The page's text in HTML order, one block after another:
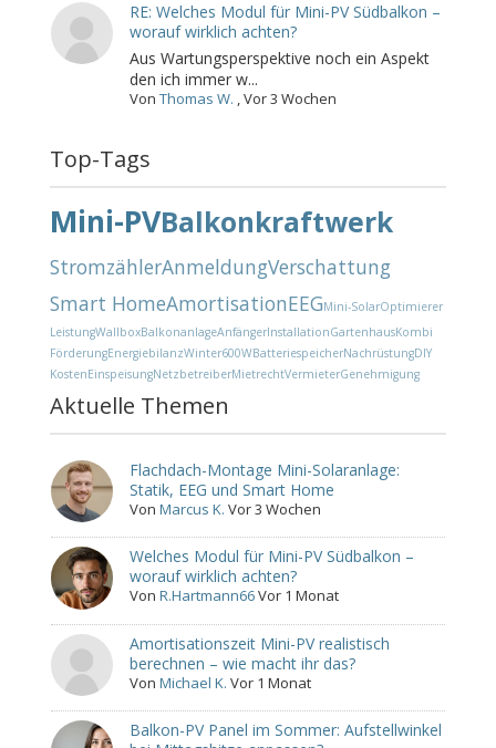
RE: Welches Modul für Mini-PV Südbalkon –
worauf wirklich achten?
Aus Wartungsperspektive noch ein Aspekt
den ich immer w...
VonThomas W. ,Vor 3 Wochen
Top-Tags
Mini-PVBalkonkraftwerk
StromzählerAnmeldungVerschattung
Smart HomeAmortisationEEGMini-SolarOptimierer
LeistungWallboxBalkonanlageAnfängerInstallationGartenhausKombi
FörderungEnergiebilanzWinter600WBatteriespeicherNachrüstungDIY
KostenEinspeisungNetzbetreiberMietrechtVermieterGenehmigung
Aktuelle Themen
Flachdach-Montage Mini-Solaranlage:
Statik, EEG und Smart Home
VonMarcus K. Vor 3 Wochen
Welches Modul für Mini-PV Südbalkon –
worauf wirklich achten?
VonR.Hartmann66Vor 1 Monat
Amortisationszeit Mini-PV realistisch
berechnen – wie macht ihr das?
VonMichael K. Vor 1 Monat
Balkon-PV Panel im Sommer: Aufstellwinkel